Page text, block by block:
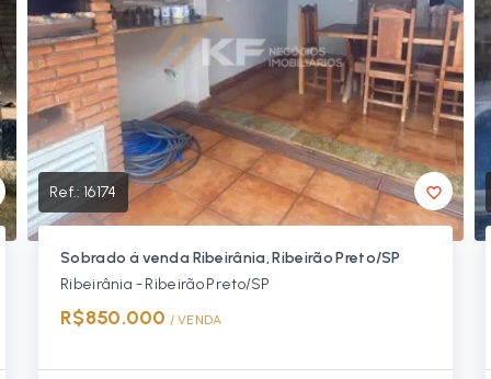
Ref.: 16174
Sobrado á venda Ribeirânia, Ribeirão Preto/SP
Ribeirânia - Ribeirão Preto/SP
R$850.000 / VENDA